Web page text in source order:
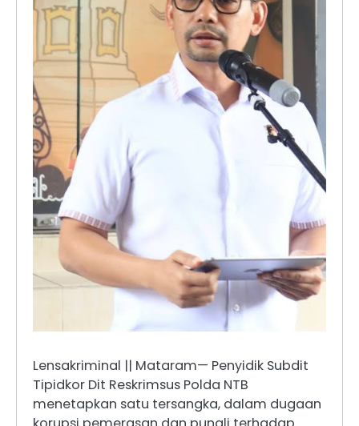
Lensakriminal || Mataram— Penyidik Subdit
Tipidkor Dit Reskrimsus Polda NTB
menetapkan satu tersangka, dalam dugaan